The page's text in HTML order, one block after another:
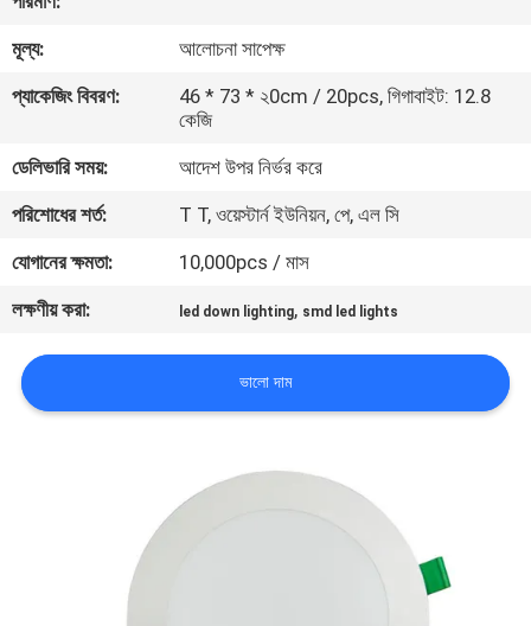
মান
যোগাযোগ
করুন
জন্য
আবেদন
PRIVACY
মূল্য:
আলোচনা সাপেক্ষ
প্যাকেজিং বিবরণ:
46 * 73 * ২0cm / 20pcs, গিগাবাইট: 12.8
কেজি
ডেলিভারি সময়:
আদেশ উপর নির্ভর করে
পরিশোধের শর্ত:
T T, ওয়েস্টার্ন ইউনিয়ন, পে, এল সি
যোগানের ক্ষমতা:
10,000pcs / মাস
লক্ষণীয় করা:
led down lighting, smd led lights
ভালো দাম